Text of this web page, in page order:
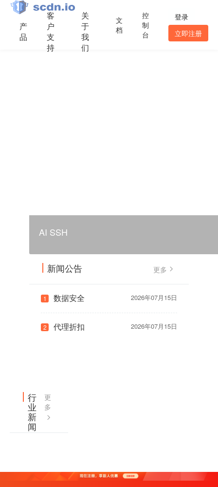
产
品
客
户
支
持
关
于
我
们
文
档
控
制
台
登录
立即注册
AI SSH
新闻公告 更多
1 数据安全 2026年07月15日
2 代理折扣 2026年07月15日
行
业
新
闻
更
多